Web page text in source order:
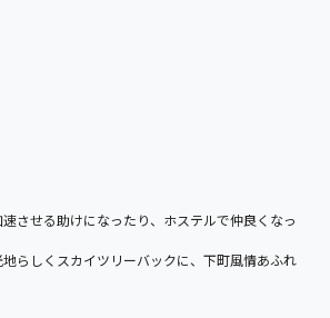
させる助けになったり、 ホステルで仲良くなっ
らしくスカイツリーバックに、 下町風情あふれ